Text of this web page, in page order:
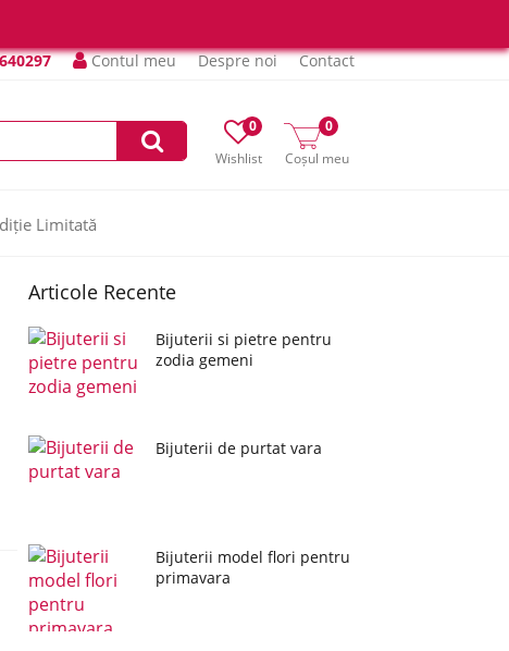
Contul meu Despre noi Contact
Wishlist
0
Coșul meu
0
Limitată
Articole Recente
Bijuterii si pietre pentru
zodia gemeni
Bijuterii de purtat vara
Bijuterii model flori pentru
primavara